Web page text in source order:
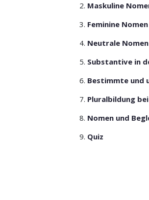
Maskuline
Feminine Nomen
Neutrale Nomen
Substantive in
Bestimmte und
Pluralbildung
Nomen und
Quiz